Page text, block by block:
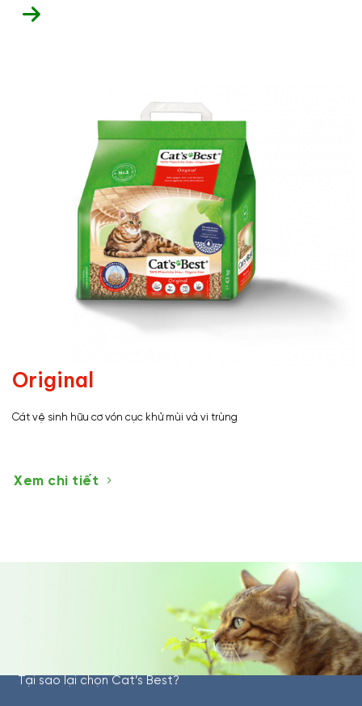
Original
Cát vệ sinh hữu cơ vón cục khử mùi và vi trùng
Xem chi tiết
Tại sao lại chọn Cat’s Best?